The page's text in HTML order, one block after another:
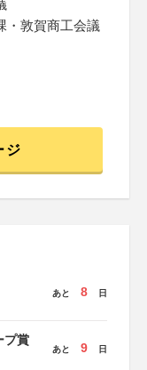
・敦賀商工会議
ジ
あと 8 日
プ賞
あと 9 日